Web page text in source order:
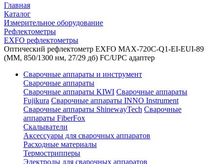
Главная
Каталог
Измерительное оборудование
Рефлектометры
EXFO рефлектометры
Оптический рефлектометр EXFO MAX-720C-Q1-EI-EUI-89
(ММ, 850/1300 нм, 27/29 дб) FC/UPC адаптер
Сварочные аппараты и инструмент
Сварочные аппараты
Сварочные аппараты KIWI Сварочные аппараты
Fujikura Сварочные аппараты INNO Instrument
Сварочные аппараты ShinewayTech Cварочные
аппараты FiberFox
Скалыватели
Аксессуары для сварочных аппаратов
Расходные материалы
Термострипперы
Электроды для сварочных аппаратов